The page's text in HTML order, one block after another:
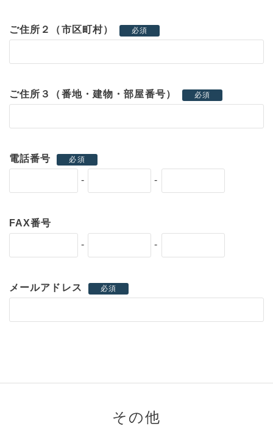
ご住所２（市区町村） 必須
ご住所３（番地・建物・部屋番号） 必須
電話番号 必須
- -
FAX番号
- -
メールアドレス 必須
その他